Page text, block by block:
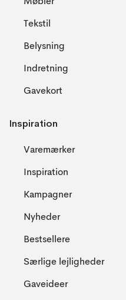
Tekstil
Belysning
Indretning
Gavekort
Inspiration
Varemærker
Inspiration
Kampagner
Nyheder
Bestsellere
Særlige lejligheder
Gaveideer